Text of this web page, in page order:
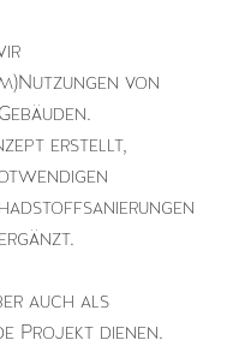
von
erstellt,
auch als
Projekt dienen.